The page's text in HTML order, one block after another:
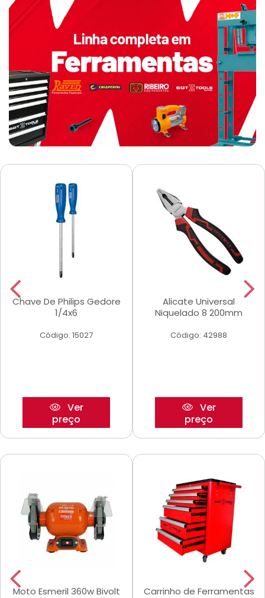
Chave De Philips Gedore
1/4x6
Código: 15027
Ver
preço
Alicate Universal
Niquelado 8 200mm
Código: 42988
Ver
preço
Moto Esmeril 360w Bivolt
Carrinho de Ferramentas